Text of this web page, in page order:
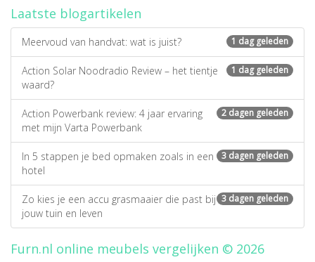
Laatste blogartikelen
1 dag geleden
Meervoud van handvat: wat is juist?
1 dag geleden
Action Solar Noodradio Review – het tientje
waard?
2 dagen geleden
Action Powerbank review: 4 jaar ervaring
met mijn Varta Powerbank
3 dagen geleden
In 5 stappen je bed opmaken zoals in een
hotel
3 dagen geleden
Zo kies je een accu grasmaaier die past bij
jouw tuin en leven
Furn.nl online meubels vergelijken © 2026